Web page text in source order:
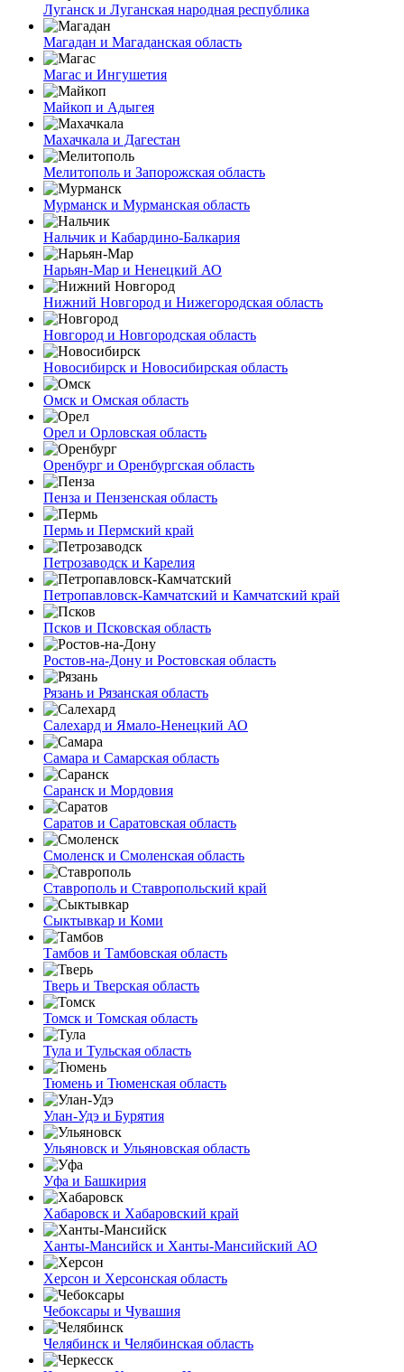
Луганск и Луганская народная республика
Магадан и Магаданская область
Магас и Ингушетия
Майкоп и Адыгея
Махачкала и Дагестан
Мелитополь и Запорожская область
Мурманск и Мурманская область
Нальчик и Кабардино-Балкария
Нарьян-Мар и Ненецкий АО
Нижний Новгород и Нижегородская область
Новгород и Новгородская область
Новосибирск и Новосибирская область
Омск и Омская область
Орел и Орловская область
Оренбург и Оренбургская область
Пенза и Пензенская область
Пермь и Пермский край
Петрозаводск и Карелия
Петропавловск-Камчатский и Камчатский край
Псков и Псковская область
Ростов-на-Дону и Ростовская область
Рязань и Рязанская область
Салехард и Ямало-Ненецкий АО
Самара и Самарская область
Саранск и Мордовия
Саратов и Саратовская область
Смоленск и Смоленская область
Ставрополь и Ставропольский край
Сыктывкар и Коми
Тамбов и Тамбовская область
Тверь и Тверская область
Томск и Томская область
Тула и Тульская область
Тюмень и Тюменская область
Улан-Удэ и Бурятия
Ульяновск и Ульяновская область
Уфа и Башкирия
Хабаровск и Хабаровский край
Ханты-Мансийск и Ханты-Мансийский АО
Херсон и Херсонская область
Чебоксары и Чувашия
Челябинск и Челябинская область